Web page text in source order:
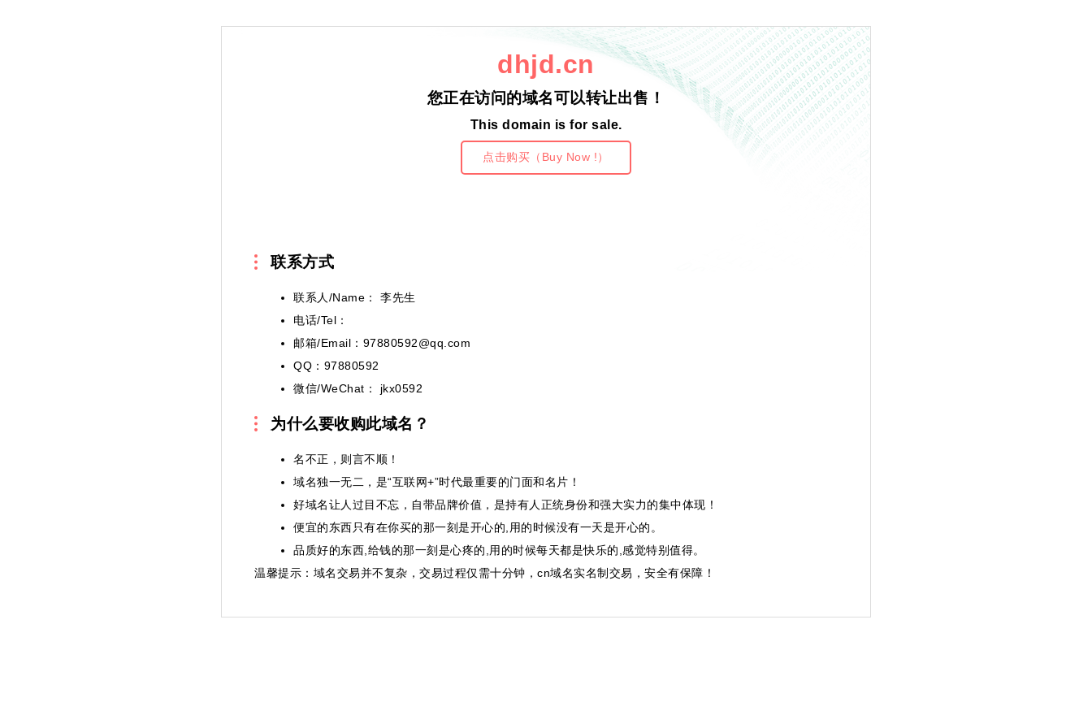
dhjd.cn
您正在访问的域名可以转让出售！
This domain is for sale.
点击购买（Buy Now !）
联系方式
联系人/Name： 李先生
电话/Tel：
邮箱/Email：97880592@qq.com
QQ：97880592
微信/WeChat： jkx0592
为什么要收购此域名？
名不正，则言不顺！
域名独一无二，是“互联网+”时代最重要的门面和名片！
好域名让人过目不忘，自带品牌价值，是持有人正统身份和强大实力的集中体现！
便宜的东西只有在你买的那一刻是开心的,用的时候没有一天是开心的。
品质好的东西,给钱的那一刻是心疼的,用的时候每天都是快乐的,感觉特别值得。
温馨提示 ：域名交易并不复杂，交易过程仅需十分钟，cn域名实名制交易，安全有保障！